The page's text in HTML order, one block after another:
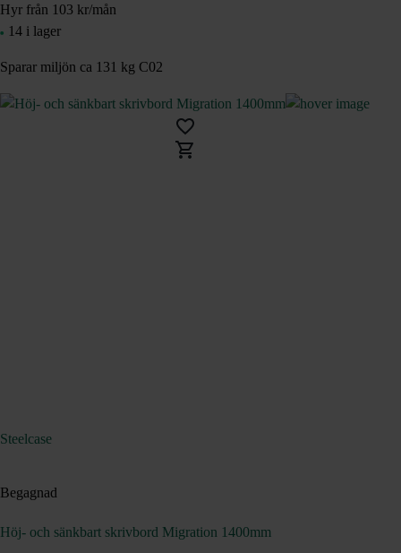
Hyr från 103 kr/mån
14 i lager
Sparar miljön ca 131 kg C02
Steelcase
Begagnad
Höj- och sänkbart skrivbord Migration 1400mm